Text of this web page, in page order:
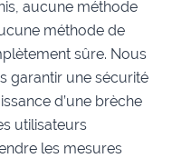
aucune méthode
méthode de
sûre. Nous
garantir une sécurité
d’une brèche
utilisateurs
les mesures